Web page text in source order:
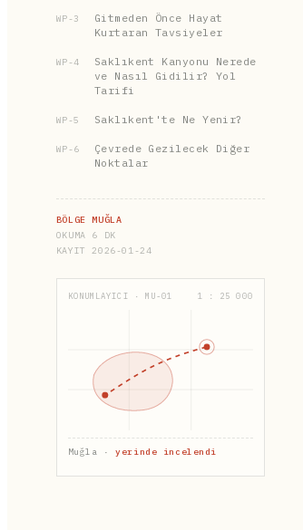
WP-3
Gitmeden Önce Hayat
Kurtaran Tavsiyeler
WP-4
Saklıkent Kanyonu Nerede
ve Nasıl Gidilir? Yol
Tarifi
WP-5 Saklıkent'te Ne Yenir?
WP-6
Çevrede Gezilecek Diğer
Noktalar
BÖLGE MUĞLA
OKUMA 6 DK
KAYIT 2026-01-24
KONUMLAYICI · MU-01 1 : 25 000
Muğla ·yerinde incelendi